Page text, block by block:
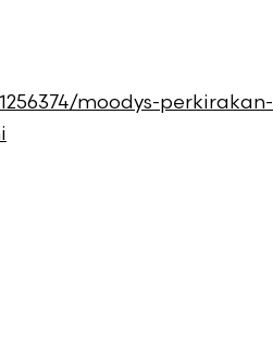
moodys-perkirakan-